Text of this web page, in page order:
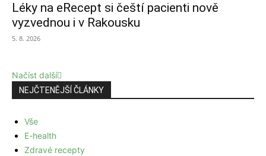
Léky na eRecept si čeští pacienti nově
vyzvednou i v Rakousku
5. 8. 2026
Načíst další
NEJČTENĚJŠÍ ČLÁNKY
Vše
E-health
Zdravé recepty